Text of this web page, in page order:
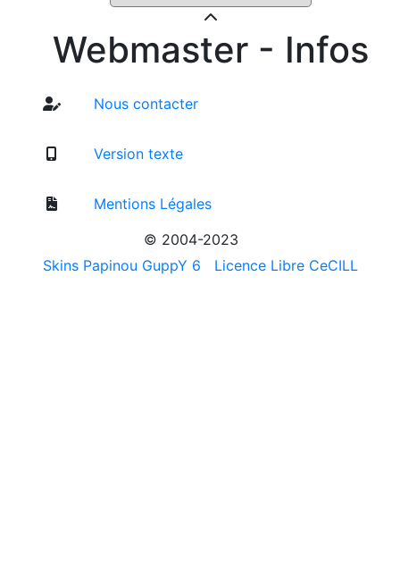
Webmaster - Infos
Nous contacter
Version texte
Mentions Légales
© 2004-2023
Skins Papinou GuppY 6
Licence Libre CeCILL